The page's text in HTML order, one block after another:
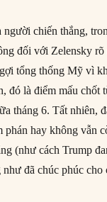
chiến thắng,
đối với Zelensky
tổng thống Mỹ vì
là điểm mấu chốt
tháng 6. Tất nhiên,
phán hay không vẫn
(như cách Trump
đã chúc phúc